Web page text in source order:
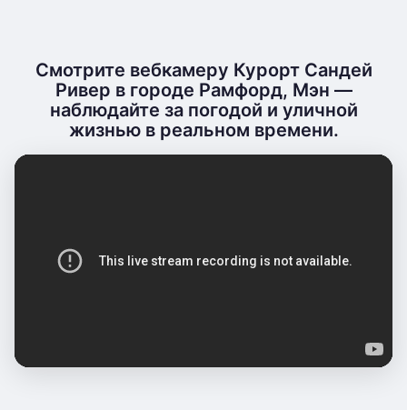
Смотрите вебкамеру Курорт Сандей
Ривер в городе Рамфорд, Мэн —
наблюдайте за погодой и уличной
жизнью в реальном времени.